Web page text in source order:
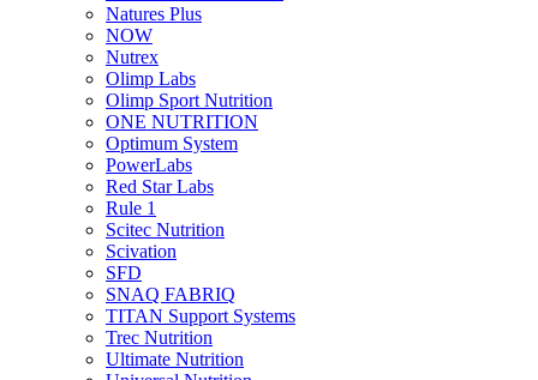
Natures Plus
NOW
Nutrex
Olimp Labs
Olimp Sport Nutrition
ONE NUTRITION
Optimum System
PowerLabs
Red Star Labs
Rule 1
Scitec Nutrition
Scivation
SFD
SNAQ FABRIQ
TITAN Support Systems
Trec Nutrition
Ultimate Nutrition